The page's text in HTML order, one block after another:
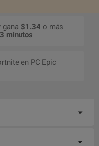
gana $1.34 o más
minutos
en PC Epic